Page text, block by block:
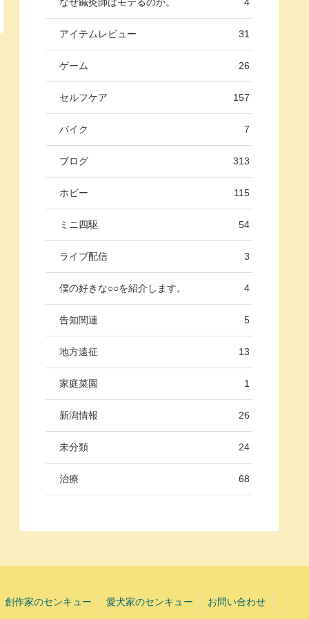
アイテムレビュー 31
ゲーム 26
セルフケア 157
バイク 7
ブログ 313
ホビー 115
ミニ四駆 54
ライブ配信 3
僕の好きな○○を紹介します。 4
告知関連 5
地方遠征 13
家庭菜園 1
新潟情報 26
未分類 24
治療 68
創作家のセンキュー 愛犬家のセンキュー お問い合わせ